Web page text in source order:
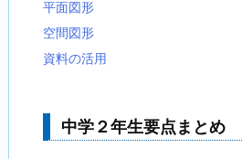
平面図形
空間図形
資料の活用
中学２年生要点まとめ